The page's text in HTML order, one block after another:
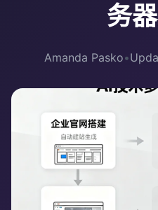
务
Amanda Pasko•